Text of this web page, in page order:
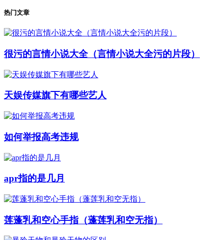
热门文章
很污的言情小说大全（言情小说大全污的片段）
天娱传媒旗下有哪些艺人
如何举报高考违规
apr指的是几月
莲蓬乳和空心手指（蓬莲乳和空无指）